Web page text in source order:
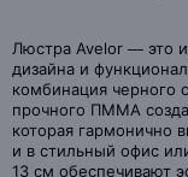
Люстра Avelor — это
дизайна и
комбинация черного
прочного ПММА
которая гармонично
и в стильный офис
13 см обеспечивают